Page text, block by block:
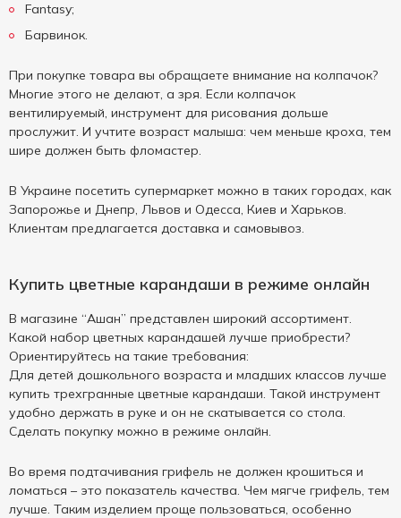
Fantasy;
Барвинок.
При покупке товара вы обращаете внимание на колпачок?
Многие этого не делают, а зря. Если колпачок
вентилируемый, инструмент для рисования дольше
прослужит. И учтите возраст малыша: чем меньше кроха, тем
шире должен быть фломастер.
В Украине посетить супермаркет можно в таких городах, как
Запорожье и Днепр, Львов и Одесса, Киев и Харьков.
Клиентам предлагается доставка и самовывоз.
Купить цветные карандаши в режиме онлайн
В магазине “Ашан” представлен широкий ассортимент.
Какой набор цветных карандашей лучше приобрести?
Ориентируйтесь на такие требования:
Для детей дошкольного возраста и младших классов лучше
купить трехгранные цветные карандаши. Такой инструмент
удобно держать в руке и он не скатывается со стола.
Сделать покупку можно в режиме онлайн.
Во время подтачивания грифель не должен крошиться и
ломаться – это показатель качества. Чем мягче грифель, тем
лучше. Таким изделием проще пользоваться, особенно